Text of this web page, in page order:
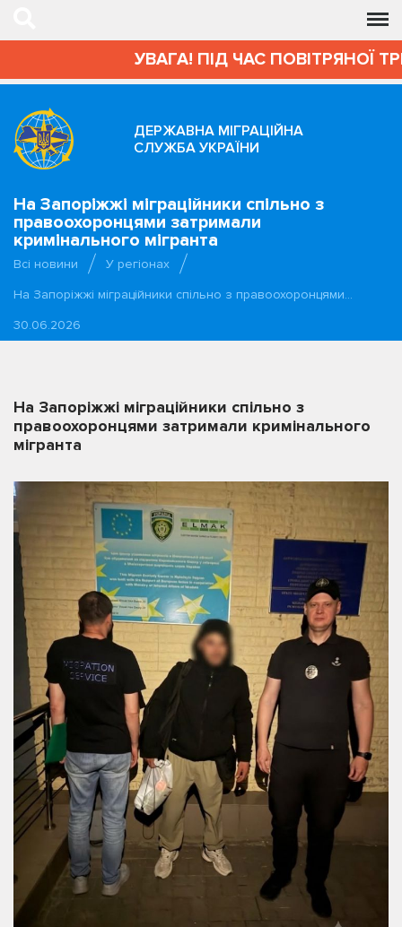
УВАГА! ПІД ЧАС ПОВІТРЯНОЇ
ДЕРЖАВНА МІГРАЦІЙНА
СЛУЖБА УКРАЇНИ
На Запоріжжі міграційники спільно з
правоохоронцями затримали
кримінального мігранта
Всі новини
У регіонах
На Запоріжжі міграційники спільно з правоохоронцями…
30.06.2026
На Запоріжжі міграційники спільно з
правоохоронцями затримали кримінального
мігранта